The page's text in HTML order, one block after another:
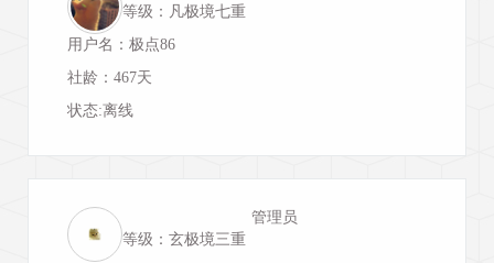
等级：凡极境七重
用户名：极点86
社龄：467天
状态:离线
管理员
等级：玄极境三重